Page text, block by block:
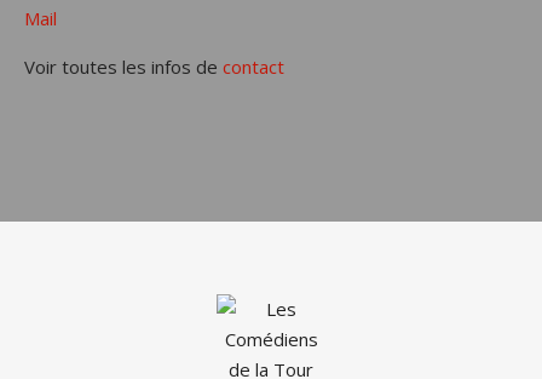
Mail
Voir toutes les infos de contact